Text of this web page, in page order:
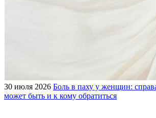
30 июля 2026 Боль в паху у женщин:
может быть и к кому обратиться